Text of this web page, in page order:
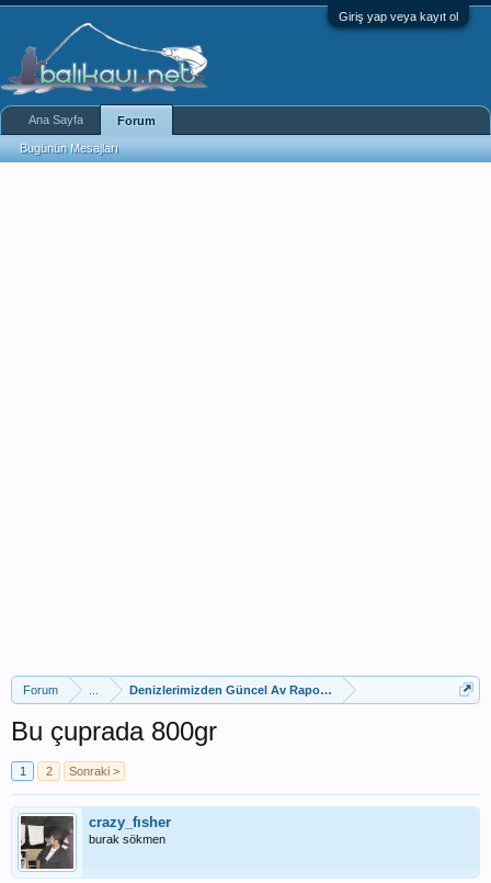
Giriş yap veya kayıt ol
Forum Denizlerimizden Güncel Av Raporları
Bu çuprada 800gr
1 2 Sonraki >
crazy_fısher
burak sökmen
Ana Sayfa Forum
Bugünün Mesajları